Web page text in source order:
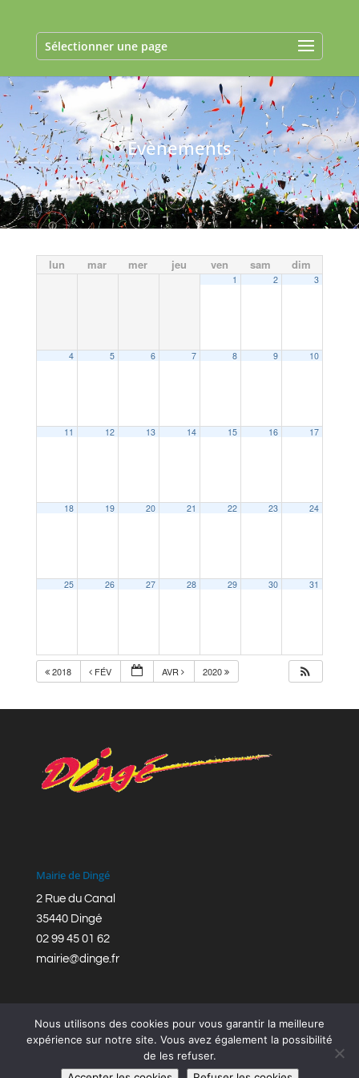
Sélectionner une page
Evènements
lun mar mer jeu ven sam dim
1 2 3
4 5 6 7 8 9 10
11 12 13 14 15 16 17
18 19 20 21 22 23 24
25 26 27 28 29 30 31
2018 FÉV AVR 2020
Mairie de Dingé
2 Rue du Canal
35440 Dingé
02 99 45 01 62
mairie@dinge.fr
Réalisation © Mairie de Dingé,Bretagne Romantique
Nous utilisons des cookies pour vous garantir la meilleure
expérience sur notre site. Vous avez également la possibilité
de les refuser.